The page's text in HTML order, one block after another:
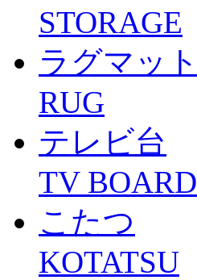
STORAGE
ラグマット
RUG
テレビ台
TV BOARD
こたつ
KOTATSU